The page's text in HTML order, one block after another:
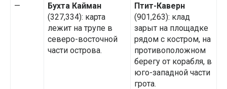
—
Бухта Кайман
(327,334): карта
лежит на трупе в
северо-восточной
части острова.
Птит-Каверн
(901,263): клад
зарыт на площадке
рядом с костром, на
противоположном
берегу от корабля, в
юго-западной части
грота.